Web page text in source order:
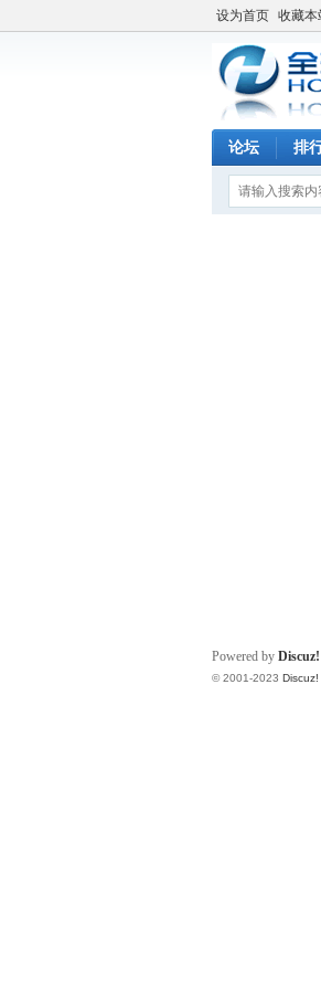
设为首页 收藏本
论坛 排
Powered by Discuz!
© 2001-2023 Discuz!